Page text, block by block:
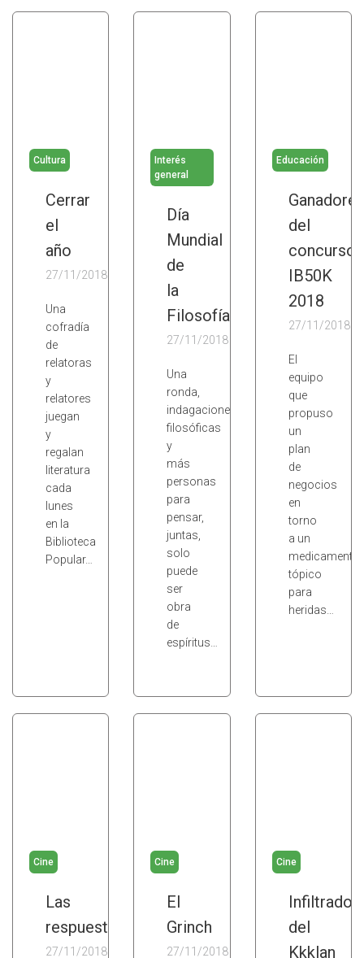
Cultura
Cerrar
el
año
27/11/2018
Una
cofradía
de
relatoras
y
relatores
juegan
y
regalan
literatura
cada
lunes
en la
Biblioteca
Popular…
Interés
general
Día
Mundial
de
la
Filosofía
27/11/2018
Una
ronda,
indagaciones
filosóficas
y
más
personas
para
pensar,
juntas,
solo
puede
ser
obra
de
espíritus…
Educación
Ganadores
del
concurso
IB50K
2018
27/11/2018
El
equipo
que
propuso
un
plan
de
negocios
en
torno
a un
medicamento
tópico
para
heridas…
Cine
Las
respuestas
27/11/2018
Cine
El
Grinch
27/11/2018
Cine
Infiltrado
del
Kkklan